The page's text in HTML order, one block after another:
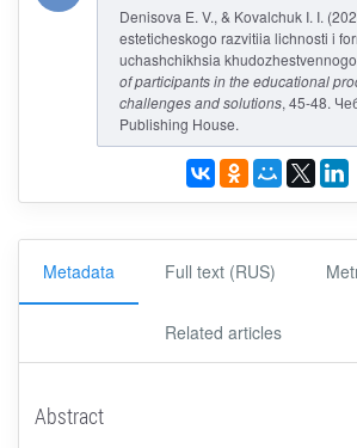
Denisova E. V., & Kovalchuk I. I.
esteticheskogo razvitiia lichnosti i
uchashchikhsia
of participants in the educational
challenges and solutions, 45-48.
Publishing House.
Metadata Full text (RUS)
Related articles
Abstract